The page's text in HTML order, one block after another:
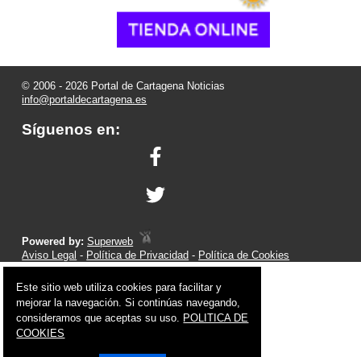
© 2006 - 2026 Portal de Cartagena Noticias
info@portaldecartagena.es
Síguenos en:
Powered by:Superweb
Aviso Legal - Política de Privacidad - Política de Cookies
Este sitio web utiliza cookies para facilitar y
mejorar la navegación. Si continúas navegando,
consideramos que aceptas su uso. POLITICA DE
COOKIES